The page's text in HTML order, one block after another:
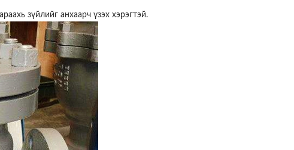
зүйлийг анхаарч үзэх хэрэгтэй.